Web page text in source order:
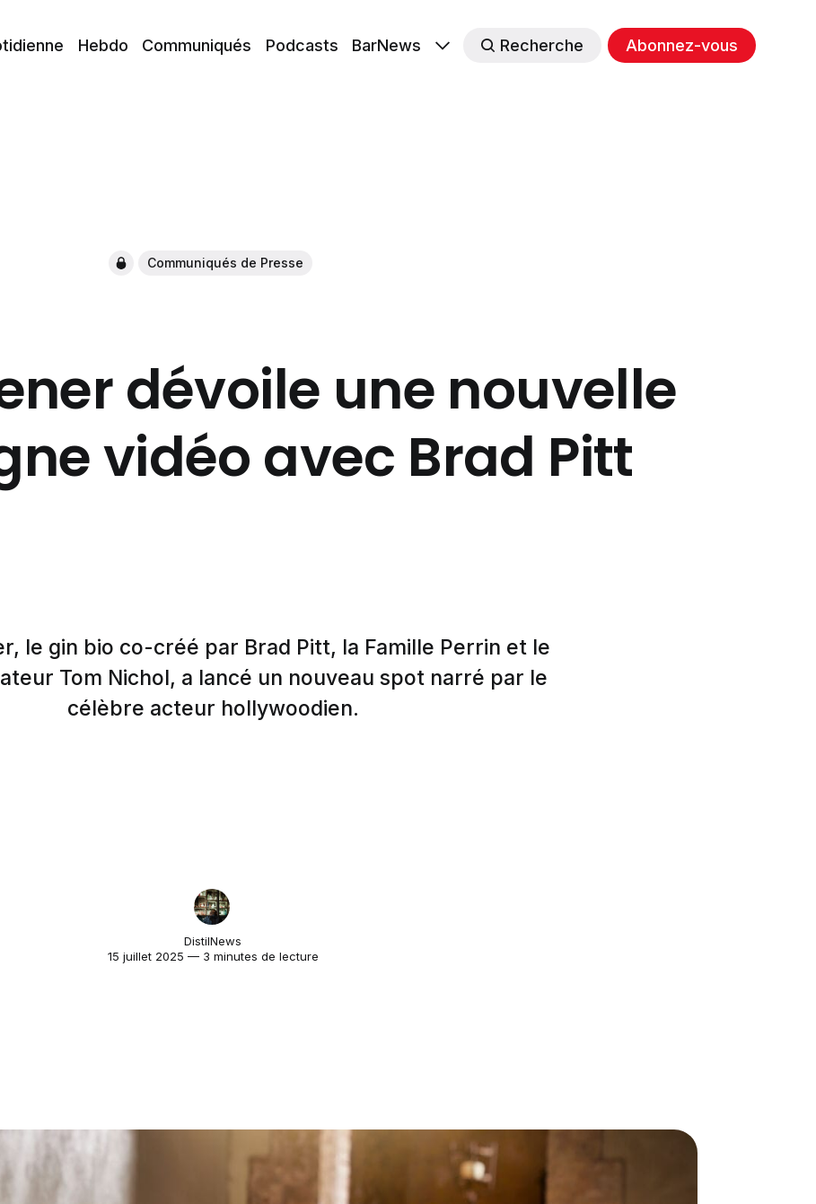
Hebdo Communiqués Podcasts BarNews Recherche Abonnez-vous
Communiqués de Presse
dévoile une nouvelle
vidéo avec Brad Pitt
le gin bio co-créé par Brad Pitt, la Famille Perrin et le
Tom Nichol, a lancé un nouveau spot narré par le
célèbre acteur hollywoodien.
DistilNews
15 juillet 2025 — 3 minutes de lecture